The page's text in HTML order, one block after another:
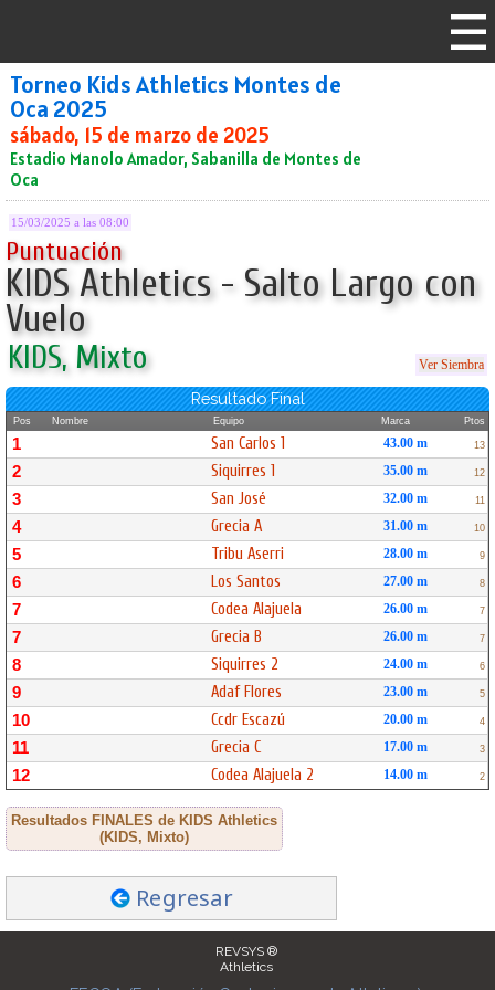
Torneo Kids Athletics Montes de
Oca 2025
sábado, 15 de marzo de 2025
Estadio Manolo Amador, Sabanilla de Montes de
Oca
15/03/2025 a las 08:00
Puntuación
KIDS Athletics - Salto Largo con
Vuelo
KIDS, Mixto Ver Siembra
Resultado Final
Pos Nombre Equipo Marca Ptos
1 San Carlos 1 43.00 m 13
2 Siquirres 1 35.00 m 12
3 San José 32.00 m 11
4 Grecia A 31.00 m 10
5 Tribu Aserri 28.00 m 9
6 Los Santos 27.00 m 8
7 Codea Alajuela 26.00 m 7
7 Grecia B 26.00 m 7
8 Siquirres 2 24.00 m 6
9 Adaf Flores 23.00 m 5
10 Ccdr Escazú 20.00 m 4
11 Grecia C 17.00 m 3
12 Codea Alajuela 2 14.00 m 2
Resultados FINALES de KIDS Athletics
(KIDS, Mixto)
Regresar
REVSYS ®
Athletics